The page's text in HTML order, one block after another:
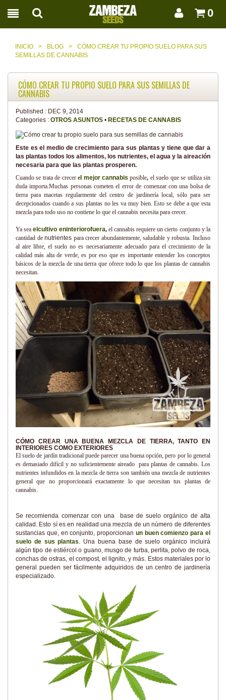
0
INICIO > BLOG >
CÓMO CREAR TU PROPIO SUELO PARA SUS
SEMILLAS DE CANNABIS
CÓMO CREAR TU PROPIO SUELO PARA SUS SEMILLAS DE
CANNABIS
Published : DEC 9, 2014
Categories : OTROS ASUNTOS • RECETAS DE CANNABIS
Este es el medio de crecimiento para sus plantas y tiene que dar a
las plantas todos los alimentos, los nutrientes, el agua y la aireación
necesaria para que las plantas prosperen.
Cuando se trata de crecerel mejor cannabis posible, el suelo que se utiliza sin
duda importa.Muchas personas cometen el error de comenzar con una bolsa de
tierra para macetas regularmente del centro de jardinería local, sólo para ser
decepcionados cuando a sus plantas no les va muy bien. Esto se debe a que esta
mezcla para todo uso no contiene lo que el cannabis necesita para crecer.
Ya seaelcultivo eninteriorofuera,el cannabis requiere un cierto conjunto y la
cantidad denutrientes para crecer abundantemente, saludable y robusta. Incluso
al aire libre, el suelo no es necesariamente adecuado para el crecimiento de la
calidad más alta de verde, es por eso que es importante entender los conceptos
básicos de la mezcla de una tierra que ofrece todo lo que los plantas de cannabis
necesitan.
CÓMO CREAR UNA BUENA MEZCLA DE TIERRA, TANTO EN
INTERIORES COMO EXTERIORES
El suelo de jardín tradicional puede parecer una buena opción, pero por lo general
es demasiado difícil y no suficientemente aireado para plantas de cannabis. Los
nutrientes infundidos en la mezcla de tierra son también una mezcla de nutrientes
general que no proporcionará exactamente lo que necesitan tus plantas de
cannabis.
Se recomienda comenzar con una base de suelo orgánico de alta
calidad. Esto sí es en realidad una mezcla de un número de diferentes
sustancias que, en conjunto, proporcionan un buen comienzo para el
suelo de sus plantas. Una buena base de suelo orgánico incluirá
algún tipo de estiércol o guano, musgo de turba, perlita, polvo de roca,
conchas de ostras, el compost, el lignito, y más. Estos materiales por lo
general pueden ser fácilmente adquiridos de un centro de jardinería
especializado.